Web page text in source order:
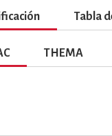
Y
Tabla
THEMA